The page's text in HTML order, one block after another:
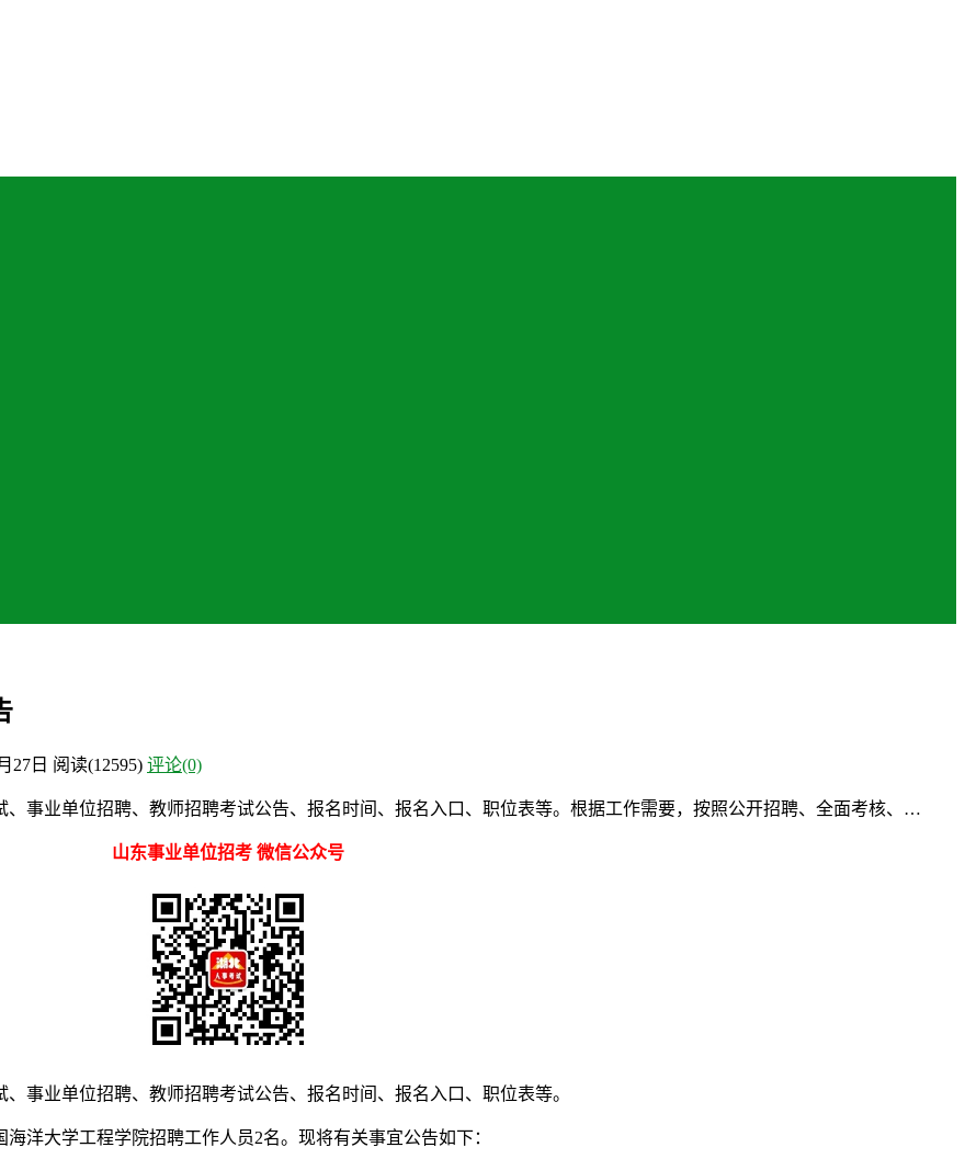
27日 阅读(12595) 评论(0)
事业单位招聘、教师招聘考试公告、报名时间、报名入口、职位表等。根据工作需要，按照公开招聘、全面考核、…
山东事业单位招考 微信公众号
事业单位招聘、教师招聘考试公告、报名时间、报名入口、职位表等。
洋大学工程学院招聘工作人员2名。现将有关事宜公告如下：